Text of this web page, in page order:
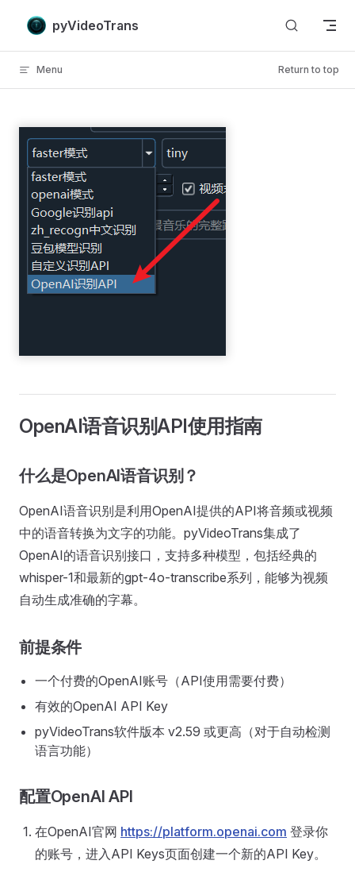
Skip to content
pyVideoTrans
Menu Return to top
OpenAI语音识别API使用指南
什么是OpenAI语音识别？
OpenAI语音识别是利用OpenAI提供的API将音频或视频
中的语音转换为文字的功能。pyVideoTrans集成了
OpenAI的语音识别接口，支持多种模型，包括经典的
whisper-1和最新的gpt-4o-transcribe系列，能够为视频
自动生成准确的字幕。
前提条件
一个付费的OpenAI账号（API使用需要付费）
有效的OpenAI API Key
pyVideoTrans软件版本 v2.59 或更高（对于自动检测
语言功能）
配置OpenAI API
在OpenAI官网 https://platform.openai.com 登录你
的账号，进入API Keys页面创建一个新的API Key。